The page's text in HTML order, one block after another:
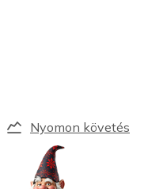
Nyomon követés